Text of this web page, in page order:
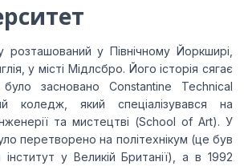
Successful Outcomes.
розташований у Північному Йоркширі,
у місті Мідлсбро. Його історія сягає
засновано Constantine Technical
коледж, який спеціалізувався на
інженерії та мистецтві (School of Art). У
перетворено на політехнікум (це був
інститут у Великій Британії), а в 1992